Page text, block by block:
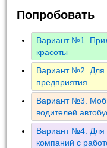
Попробовать
Вариант №1.
красоты
Вариант №2. Для
предприятия
Вариант №3.
водителей
Вариант №4. Для
компаний с